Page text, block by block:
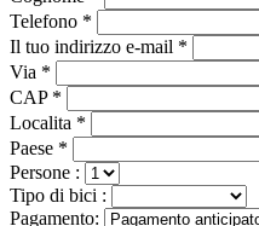
Telefono *
Il tuo indirizzo e-mail *
Via *
CAP *
Localita *
Paese *
Persone :
Tipo di bici :
Pagamento: